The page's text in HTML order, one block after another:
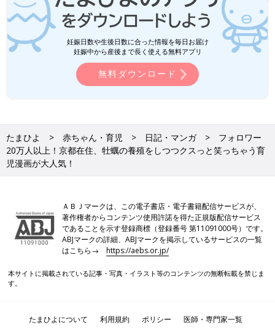
妊娠日数や生後日数に合った情報を毎日お届け
妊娠中から産後まで長く使える無料アプリ
無料ダウンロード
たまひよ 赤ちゃん・育児 日記・マンガ
フォロワー
20万人以上！京都在住、牡蠣の養殖をしつつクスっと笑っちゃう育
児漫画が大人気！
ＡＢＪマークは、この電子書店・電子書籍配信サービスが、
著作権者からコンテンツ使用許諾を得た正規版配信サービス
であることを示す登録商標（登録番号 第11091000号）です。
ABJマークの詳細、ABJマークを掲示しているサービスの一覧
はこちら→https://aebs.or.jp/
本サイトに掲載されている記事・写真・イラスト等のコンテンツの無断転載を禁じま
す。
たまひよについて 利用規約 ポリシー 医師・専門家一覧